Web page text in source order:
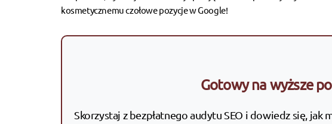
kosmetycznemu czołowe pozycje w Google!
Gotowy na wyższe
Skorzystaj z bezpłatnego audytu SEO i dowiedz się,